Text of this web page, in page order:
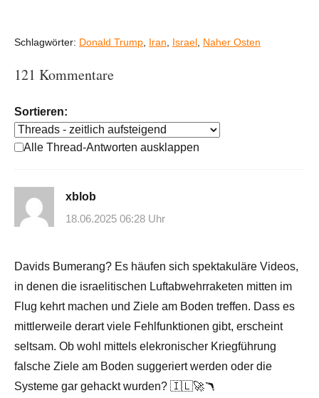
Schlagwörter: Donald Trump Iran Israel Naher Osten
121 Kommentare
Sortieren:
Alle Thread-Antworten ausklappen
xblob
18.06.2025 06:28 Uhr
Davids Bumerang? Es häufen sich spektakuläre Videos,
in denen die israelitischen Luftabwehrraketen mitten im
Flug kehrt machen und Ziele am Boden treffen. Dass es
mittlerweile derart viele Fehlfunktionen gibt, erscheint
seltsam. Ob wohl mittels elekronischer Kriegführung
falsche Ziele am Boden suggeriert werden oder die
Systeme gar gehackt wurden? 🇮🇱🚀🪃